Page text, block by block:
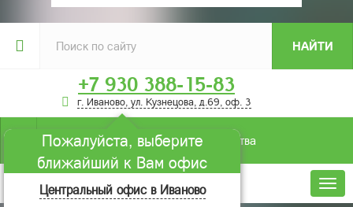
НАЙТИ
+7 930 388-15-83
г. Иваново, ул. Кузнецова, д.69, оф. 3
Пожалуйста, выберите
ближайший к Вам офис
Центральный офис в Иваново
Условия строительства
Меню